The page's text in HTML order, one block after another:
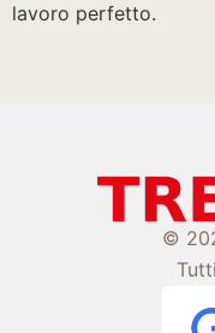
lavoro perfetto.
©